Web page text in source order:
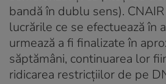
bandă în dublu sens).
lucrările ce se efectuează în
urmează a fi finalizate în
săptămâni, continuarea lor
ridicarea restricţiilor de pe